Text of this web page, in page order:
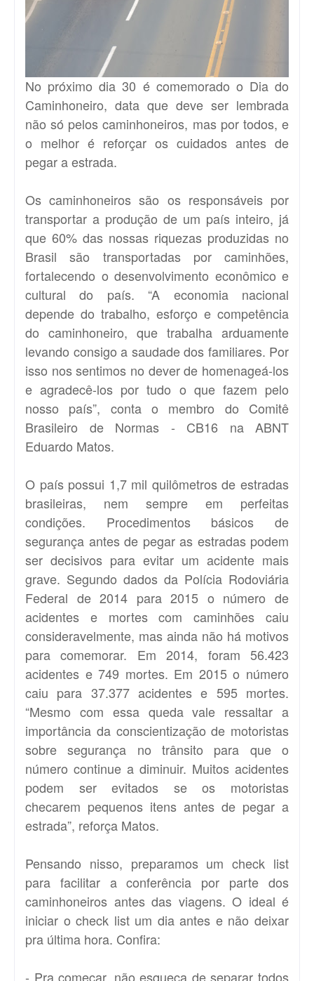
No próximo dia 30 é comemorado o Dia do
Caminhoneiro, data que deve ser lembrada
não só pelos caminhoneiros, mas por todos, e
o melhor é reforçar os cuidados antes de
pegar a estrada.
Os caminhoneiros são os responsáveis por
transportar a produção de um país inteiro, já
que 60% das nossas riquezas produzidas no
Brasil são transportadas por caminhões,
fortalecendo o desenvolvimento econômico e
cultural do país. “A economia nacional
depende do trabalho, esforço e competência
do caminhoneiro, que trabalha arduamente
levando consigo a saudade dos familiares. Por
isso nos sentimos no dever de homenageá-los
e agradecê-los por tudo o que fazem pelo
nosso país”, conta o membro do Comitê
Brasileiro de Normas - CB16 na ABNT
Eduardo Matos.
O país possui 1,7 mil quilômetros de estradas
brasileiras, nem sempre em perfeitas
condições. Procedimentos básicos de
segurança antes de pegar as estradas podem
ser decisivos para evitar um acidente mais
grave. Segundo dados da Polícia Rodoviária
Federal de 2014 para 2015 o número de
acidentes e mortes com caminhões caiu
consideravelmente, mas ainda não há motivos
para comemorar. Em 2014, foram 56.423
acidentes e 749 mortes. Em 2015 o número
caiu para 37.377 acidentes e 595 mortes.
“Mesmo com essa queda vale ressaltar a
importância da conscientização de motoristas
sobre segurança no trânsito para que o
número continue a diminuir. Muitos acidentes
podem ser evitados se os motoristas
checarem pequenos itens antes de pegar a
estrada”, reforça Matos.
Pensando nisso, preparamos um check list
para facilitar a conferência por parte dos
caminhoneiros antes das viagens. O ideal é
iniciar o check list um dia antes e não deixar
pra última hora. Confira:
- Pra começar, não esqueça de separar todos